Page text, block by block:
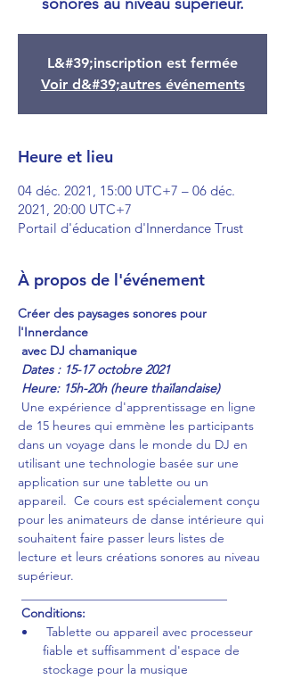
L&#39;inscription est fermée
Voir d&#39;autres événements
Heure et lieu
04 déc. 2021, 15:00 UTC+7 – 06 déc.
2021, 20:00 UTC+7
Portail d'éducation d'Innerdance Trust
À propos de l'événement
Créer des paysages sonores pour
l'Innerdance
avec DJ chamanique
Dates : 15-17 octobre 2021
Heure: 15h-20h (heure thaïlandaise)
de 15 heures qui emmène les participants
dans un voyage dans le monde du DJ en
utilisant une technologie basée sur une
application sur une tablette ou un
appareil.  Ce cours est spécialement conçu
pour les animateurs de danse intérieure qui
souhaitent faire passer leurs listes de
lecture et leurs créations sonores au niveau
supérieur.
Conditions:
fiable et suffisamment d'espace de
stockage pour la musique